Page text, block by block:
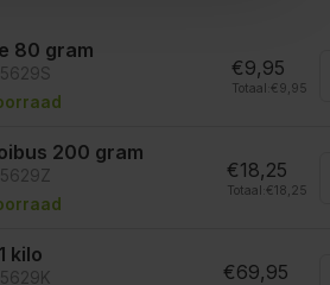
80 gram
€9,95
Totaal: €9,95
200 gram
€18,25
Totaal: €18,25
kilo
€69,95